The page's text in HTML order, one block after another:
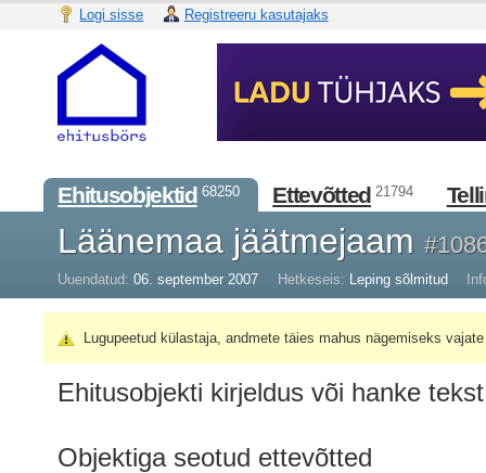
Logi sisse Registreeru kasutajaks
Ehitusobjektid 68250 Ettevõtted 21794
Läänemaa jäätmejaam
Uuendatud: 06. september 2007 Hetkeseis: Leping sõlmitud
Lugupeetud külastaja, andmete täies mahus nägemiseks
Ehitusobjekti kirjeldus või hanke tekst
Objektiga seotud ettevõtted